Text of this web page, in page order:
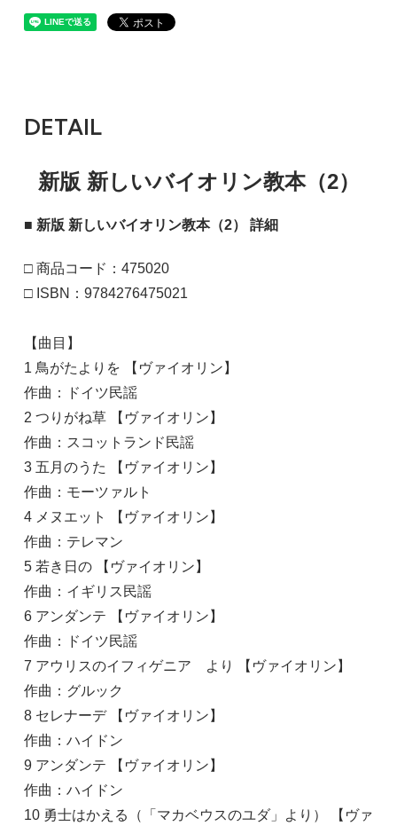
DETAIL
新版 新しいバイオリン教本（2）
■ 新版 新しいバイオリン教本（2） 詳細
□ 商品コード：475020
□ ISBN：9784276475021
【曲目】
1 鳥がたよりを 【ヴァイオリン】
作曲：ドイツ民謡
2 つりがね草 【ヴァイオリン】
作曲：スコットランド民謡
3 五月のうた 【ヴァイオリン】
作曲：モーツァルト
4 メヌエット 【ヴァイオリン】
作曲：テレマン
5 若き日の 【ヴァイオリン】
作曲：イギリス民謡
6 アンダンテ 【ヴァイオリン】
作曲：ドイツ民謡
7 アウリスのイフィゲニア より 【ヴァイオリン】
作曲：グルック
8 セレナーデ 【ヴァイオリン】
作曲：ハイドン
9 アンダンテ 【ヴァイオリン】
作曲：ハイドン
10 勇士はかえる（「マカベウスのユダ」より） 【ヴァ